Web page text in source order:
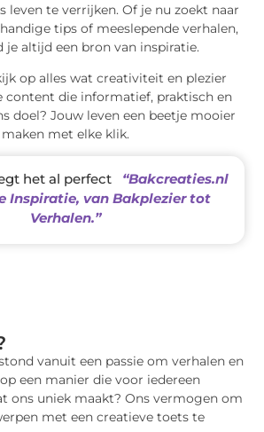
leven te verrijken. Of je nu zoekt naar
tips of meeslepende verhalen,
je altijd een bron van inspiratie.
op alles wat creativiteit en plezier
content die informatief, praktisch en
doel? Jouw leven een beetje mooier
maken met elke klik.
het al perfect “Bakcreaties.nl
Inspiratie, van Bakplezier tot
Verhalen.”
vanuit een passie om verhalen en
een manier die voor iedereen
ons uniek maakt? Ons vermogen om
met een creatieve toets te